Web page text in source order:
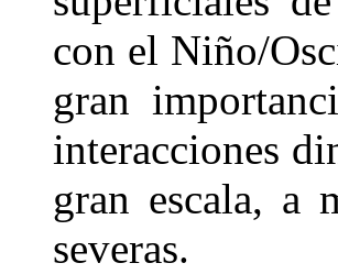
con el Niño/
gran
interacciones
gran escala, a
severas.